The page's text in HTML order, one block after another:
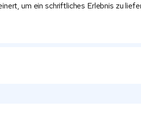
um ein schriftliches Erlebnis zu